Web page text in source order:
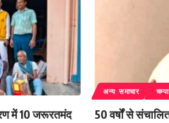
में 10 जरूरतमंद
अन्य समाचार
50 वर्षों से